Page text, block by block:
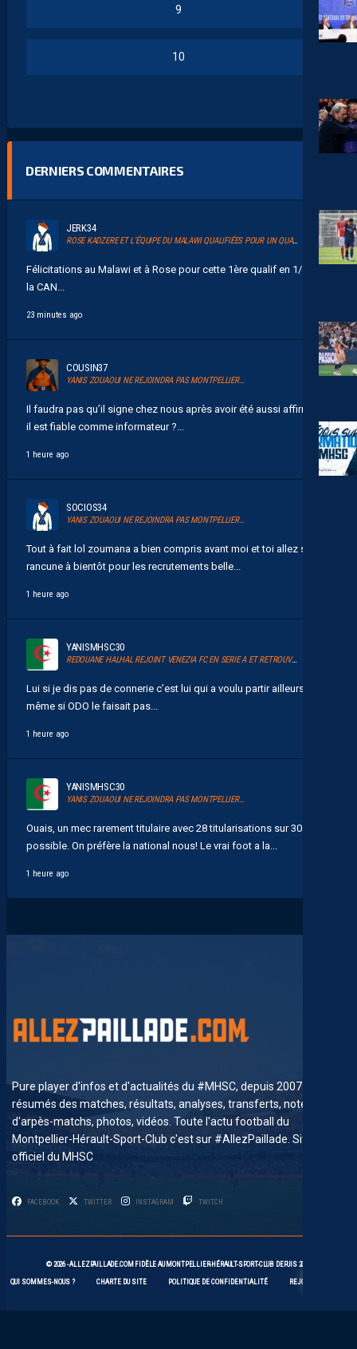
9
10
DERNIERS COMMENTAIRES
JERK34
ROSE KADZERE ET L’ÉQUIPE DU MALAWI QUALIFIÉES POUR UN QUART DE FINALE HISTORIQUE DE LA CAN 2026
Félicitations au Malawi et à Rose pour cette 1ère qualif en 1/4 de
la CAN...
23 minutes ago
COUSIN37
YANIS ZOUAOUI NE REJOINDRA PAS MONTPELLIER…
Il faudra pas qu’il signe chez nous après avoir été aussi affirmatif
il est fiable comme informateur ?...
1 heure ago
SOCIOS34
YANIS ZOUAOUI NE REJOINDRA PAS MONTPELLIER…
Tout à fait lol zoumana a bien compris avant moi et toi allez sans
rancune à bientôt pour les recrutements belle...
1 heure ago
YANISMHSC30
REDOUANE HALHAL REJOINT VENEZIA FC EN SERIE A ET RETROUVERA AKOR ADAMS
Lui si je dis pas de connerie c’est lui qui a voulu partir ailleurs
même si ODO le faisait pas...
1 heure ago
YANISMHSC30
YANIS ZOUAOUI NE REJOINDRA PAS MONTPELLIER…
Ouais, un mec rarement titulaire avec 28 titularisations sur 30
possible. On préfère la national nous! Le vrai foot a la...
1 heure ago
Pure player d'infos et d'actualités du #MHSC, depuis 2007. News,
résumés des matches, résultats, analyses, transferts, notes
d'arpès-matchs, photos, vidéos. Toute l'actu football du
Montpellier-Hérault-Sport-Club c'est sur #AllezPaillade. Site non-
officiel du MHSC
FACEBOOK TWITTER INSTAGRAM TWITCH
© 2026 -ALLEZPAILLADE.COM FIDÈLE AUMONTPELLIER-HÉRAULT-SPORT-CLUB DEPUIS 2007
QUI SOMMES-NOUS ? CHARTE DU SITE POLITIQUE DE CONFIDENTIALITÉ REJOIGNEZ-NOUS !